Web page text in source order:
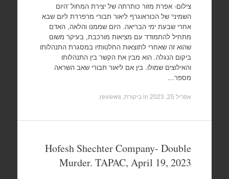
צילום- אפרת מזור כותרתה של יצירת המחול 'היום
השמיני' של הכוראוגרף ליאור תבורי מרפררת ליום שבא
אחרי שבעת ימי הבריאה. היום שממנו והלאה, האדם
מתחיל להתמודד עם מציאות מורכבת, בעיקר משום
שהוא זה שאחרי לתוצאות החלטותיו במסגרת התנהלותו
ביקום הנגלה. הוא מבין את הקשר בין התנהלותו
והאילוצים שמולו. בין אם ליאור תבורי שאב השראה
מספר…
אפריל 25, 2023 in ביקורת, reviews
Hofesh Shechter Company- Double
Murder. TAPAC, April 19, 2023